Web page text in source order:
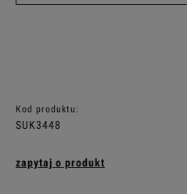
Kod produktu:
SUK3448
zapytaj o produkt